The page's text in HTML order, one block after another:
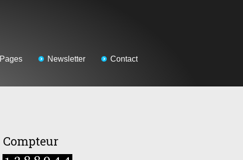
Pages Newsletter Contact
Compteur